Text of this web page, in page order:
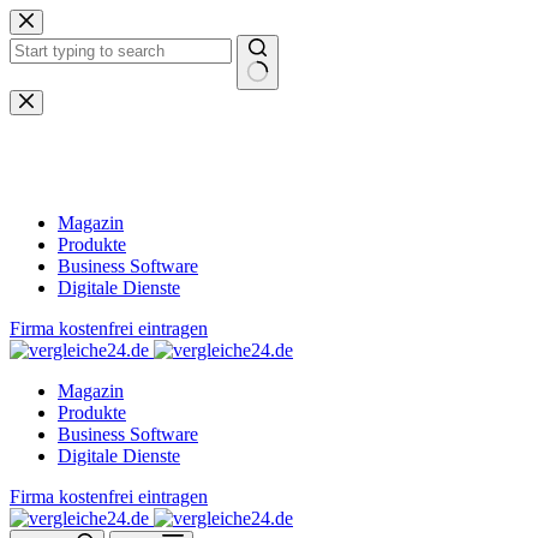
Zum
Inhalt
springen
Keine
Ergebnisse
Magazin
Produkte
Business Software
Digitale Dienste
Firma kostenfrei eintragen
Magazin
Produkte
Business Software
Digitale Dienste
Firma kostenfrei eintragen